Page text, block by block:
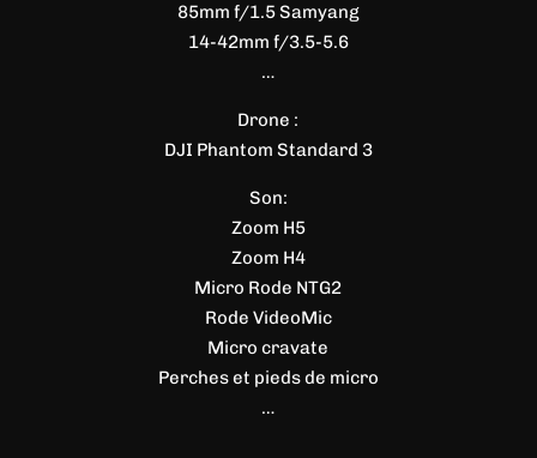
85mm f/1.5 Samyang
14-42mm f/3.5-5.6
…
Drone :
DJI Phantom Standard 3
Son:
Zoom H5
Zoom H4
Micro Rode NTG2
Rode VideoMic
Micro cravate
Perches et pieds de micro
…